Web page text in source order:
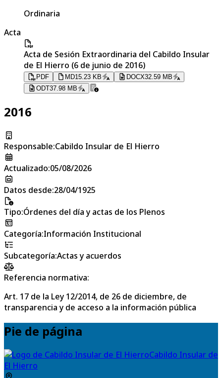
Ordinaria
Acta
Acta de Sesión Extraordinaria del Cabildo Insular
de El Hierro (6 de junio de 2016)
PDF MD15.23 KB DOCX32.59 MB
ODT37.98 MB
2016
Responsable:Cabildo Insular de El Hierro
Actualizado:05/08/2026
Datos desde:28/04/1925
Tipo:Órdenes del día y actas de los Plenos
Categoría:Información Institucional
Subcategoría:Actas y acuerdos
Referencia normativa:
Art. 17 de la Ley 12/2014, de 26 de diciembre, de
transparencia y de acceso a la información pública
Pie de página
Cabildo Insular de
El Hierro